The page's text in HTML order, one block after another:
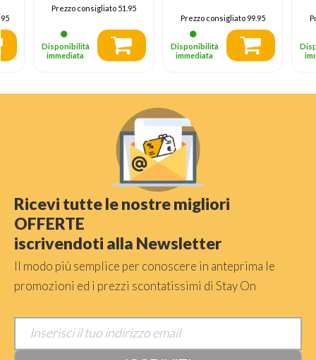
Prezzo consigliato51.95
Disponibilità
immediata
Prezzo consigliato99.95
Disponibilità
immediata
Ricevi tutte le nostre migliori
OFFERTE
iscrivendoti alla Newsletter
Il modo più semplice per conoscere in anteprima le
promozioni ed i prezzi scontatissimi di Stay On